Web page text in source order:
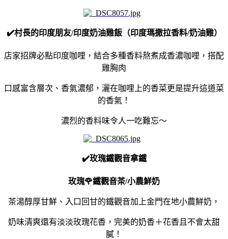
✔️村長的印度朋友/印度奶油雞飯（印度瑪撒拉香料/奶油雞）
店家招牌必點印度咖哩，結合多種香料熬煮成香濃咖哩，搭配
雞胸肉
口感富含層次、香氣濃郁，灑在咖哩上的香菜更是提升這道菜
的香氣！
濃烈的香料味令人一吃難忘～
✔️玫瑰鐵觀音拿鐵
玫瑰🌹鐵觀音茶/小農鮮奶
茶湯醇厚甘鮮、入口回甘的鐵觀音加上金門在地小農鮮奶，
奶味清爽還有淡淡玫瑰花香，完美的奶香＋花香且不會太甜
膩！